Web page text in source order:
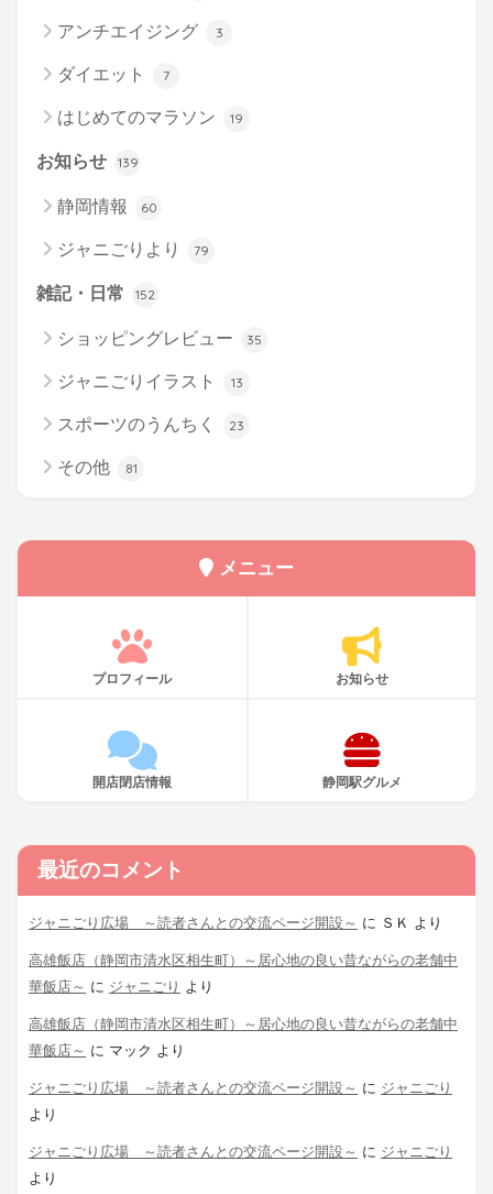
アンチエイジング 3
ダイエット 7
はじめてのマラソン 19
お知らせ 139
静岡情報 60
ジャニごりより 79
雑記・日常 152
ショッピングレビュー 35
ジャニごりイラスト 13
スポーツのうんちく 23
その他 81
メニュー
プロフィール お知らせ
開店閉店情報 静岡駅グルメ
最近のコメント
ジャニごり広場 ～読者さんとの交流ページ開設～ に ＳＫ より
高雄飯店（静岡市清水区相生町）～居心地の良い昔ながらの老舗中
華飯店～ に ジャニごり より
高雄飯店（静岡市清水区相生町）～居心地の良い昔ながらの老舗中
華飯店～ に マック より
ジャニごり広場 ～読者さんとの交流ページ開設～ に ジャニごり
より
ジャニごり広場 ～読者さんとの交流ページ開設～ に ジャニごり
より